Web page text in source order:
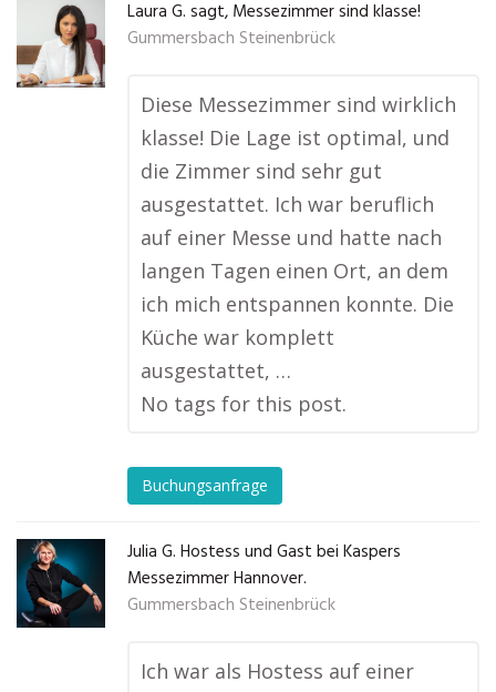
Laura G. sagt, Messezimmer sind klasse!
Gummersbach Steinenbrück
Diese Messezimmer sind wirklich
klasse! Die Lage ist optimal, und
die Zimmer sind sehr gut
ausgestattet. Ich war beruflich
auf einer Messe und hatte nach
langen Tagen einen Ort, an dem
ich mich entspannen konnte. Die
Küche war komplett
ausgestattet, …
No tags for this post.
Buchungsanfrage
Julia G. Hostess und Gast bei Kaspers
Messezimmer Hannover.
Gummersbach Steinenbrück
Ich war als Hostess auf einer